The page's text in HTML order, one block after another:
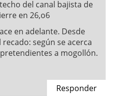
del canal bajista de
en 26,o6
en adelante. Desde
según se acerca
a mogollón.
Responder